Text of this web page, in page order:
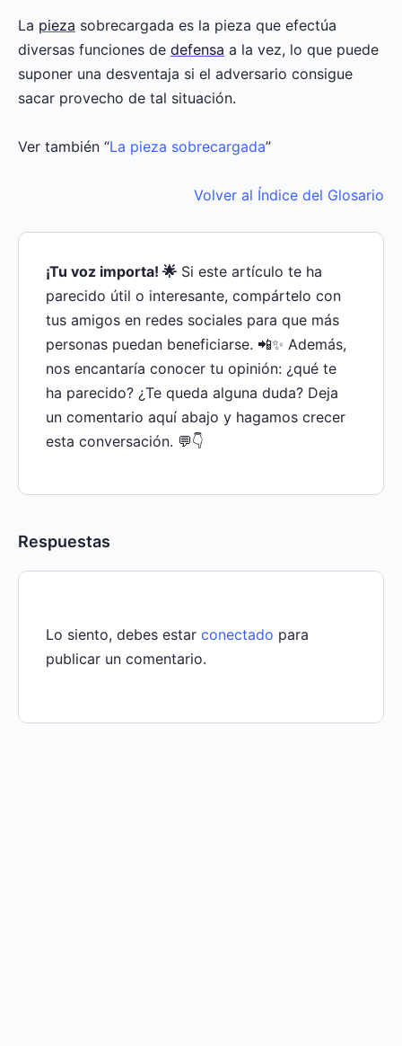
La pieza sobrecargada es la pieza que efectúa
diversas funciones de defensa a la vez, lo que puede
suponer una desventaja si el adversario consigue
sacar provecho de tal situación.
Ver también “La pieza sobrecargada”
Volver al Índice del Glosario
¡Tu voz importa! 🌟 Si este artículo te ha
parecido útil o interesante, compártelo con
tus amigos en redes sociales para que más
personas puedan beneficiarse. 📲✨ Además,
nos encantaría conocer tu opinión: ¿qué te
ha parecido? ¿Te queda alguna duda? Deja
un comentario aquí abajo y hagamos crecer
esta conversación. 💬👇
Respuestas
Lo siento, debes estar conectado para
publicar un comentario.